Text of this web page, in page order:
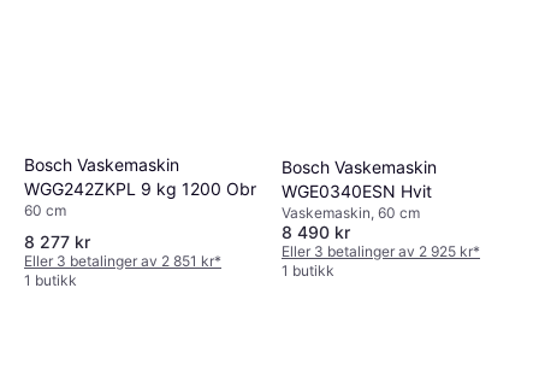
Bosch Vaskemaskin
WGG242ZKPL 9 kg 1200 Obr
60 cm
8 277 kr
Eller 3 betalinger av 2 851 kr*
1 butikk
Bosch Vaskemaskin
WGE0340ESN Hvit
Vaskemaskin, 60 cm
8 490 kr
Eller 3 betalinger av 2 925 kr*
1 butikk